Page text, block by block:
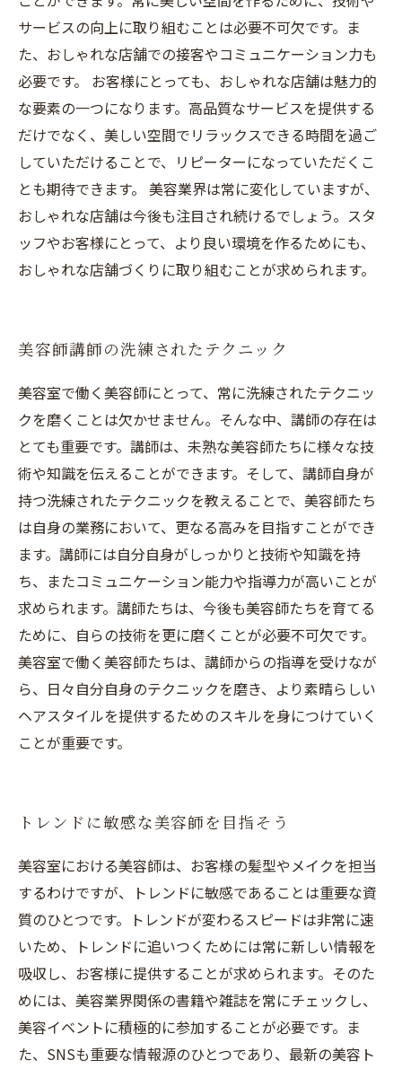
サービスの向上に取り組むことは必要不可欠です。ま
た、おしゃれな店舗での接客やコミュニケーション力も
必要です。 お客様にとっても、おしゃれな店舗は魅力的
な要素の一つになります。高品質なサービスを提供する
だけでなく、美しい空間でリラックスできる時間を過ご
していただけることで、リピーターになっていただくこ
とも期待できます。 美容業界は常に変化していますが、
おしゃれな店舗は今後も注目され続けるでしょう。スタ
ッフやお客様にとって、より良い環境を作るためにも、
おしゃれな店舗づくりに取り組むことが求められます。
美容師講師の洗練されたテクニック
美容室で働く美容師にとって、常に洗練されたテクニッ
クを磨くことは欠かせません。そんな中、講師の存在は
とても重要です。講師は、未熟な美容師たちに様々な技
術や知識を伝えることができます。そして、講師自身が
持つ洗練されたテクニックを教えることで、美容師たち
は自身の業務において、更なる高みを目指すことができ
ます。講師には自分自身がしっかりと技術や知識を持
ち、またコミュニケーション能力や指導力が高いことが
求められます。講師たちは、今後も美容師たちを育てる
ために、自らの技術を更に磨くことが必要不可欠です。
美容室で働く美容師たちは、講師からの指導を受けなが
ら、日々自分自身のテクニックを磨き、より素晴らしい
ヘアスタイルを提供するためのスキルを身につけていく
ことが重要です。
トレンドに敏感な美容師を目指そう
美容室における美容師は、お客様の髪型やメイクを担当
するわけですが、トレンドに敏感であることは重要な資
質のひとつです。トレンドが変わるスピードは非常に速
いため、トレンドに追いつくためには常に新しい情報を
吸収し、お客様に提供することが求められます。そのた
めには、美容業界関係の書籍や雑誌を常にチェックし、
美容イベントに積極的に参加することが必要です。ま
た、SNSも重要な情報源のひとつであり、最新の美容ト